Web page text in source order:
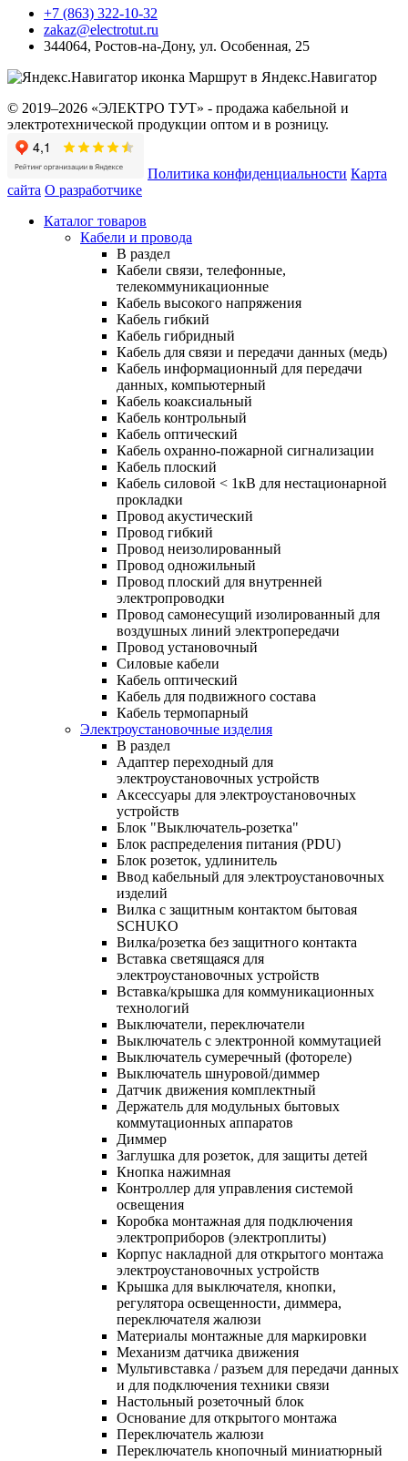
+7 (863) 322-10-32
zakaz@electrotut.ru
344064, Ростов-на-Дону, ул. Особенная, 25
Маршрут в Яндекс.Навигатор
© 2019–2026 «ЭЛЕКТРО ТУТ» - продажа кабельной и
электротехнической продукции оптом и в розницу.
Политика конфиденциальности Карта
сайта О разработчике
Каталог товаров
Кабели и провода
В раздел
Кабели связи, телефонные,
телекоммуникационные
Кабель высокого напряжения
Кабель гибкий
Кабель гибридный
Кабель для связи и передачи данных (медь)
Кабель информационный для передачи
данных, компьютерный
Кабель коаксиальный
Кабель контрольный
Кабель оптический
Кабель охранно-пожарной сигнализации
Кабель плоский
Кабель силовой < 1кВ для нестационарной
прокладки
Провод акустический
Провод гибкий
Провод неизолированный
Провод одножильный
Провод плоский для внутренней
электропроводки
Провод самонесущий изолированный для
воздушных линий электропередачи
Провод установочный
Силовые кабели
Кабель оптический
Кабель для подвижного состава
Кабель термопарный
Электроустановочные изделия
В раздел
Адаптер переходный для
электроустановочных устройств
Аксессуары для электроустановочных
устройств
Блок "Выключатель-розетка"
Блок распределения питания (PDU)
Блок розеток, удлинитель
Ввод кабельный для электроустановочных
изделий
Вилка с защитным контактом бытовая
SCHUKO
Вилка/розетка без защитного контакта
Вставка светящаяся для
электроустановочных устройств
Вставка/крышка для коммуникационных
технологий
Выключатели, переключатели
Выключатель с электронной коммутацией
Выключатель сумеречный (фотореле)
Выключатель шнуровой/диммер
Датчик движения комплектный
Держатель для модульных бытовых
коммутационных аппаратов
Диммер
Заглушка для розеток, для защиты детей
Кнопка нажимная
Контроллер для управления системой
освещения
Коробка монтажная для подключения
электроприборов (электроплиты)
Корпус накладной для открытого монтажа
электроустановочных устройств
Крышка для выключателя, кнопки,
регулятора освещенности, диммера,
переключателя жалюзи
Материалы монтажные для маркировки
Механизм датчика движения
Мультивставка / разъем для передачи данных
и для подключения техники связи
Настольный розеточный блок
Основание для открытого монтажа
Переключатель жалюзи
Переключатель кнопочный миниатюрный